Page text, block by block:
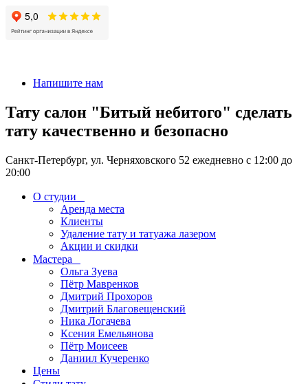
Напишите нам
Тату салон "Битый небитого" сделать
тату качественно и безопасно
Санкт-Петербург, ул. Черняховского 52 ежедневно с 12:00 до
20:00
О студии
Аренда места
Клиенты
Удаление тату и татуажа лазером
Акции и скидки
Мастера
Ольга Зуева
Пётр Мавренков
Дмитрий Прохоров
Дмитрий Благовещенский
Ника Логачева
Ксения Емельянова
Пётр Моисеев
Даниил Кучеренко
Цены